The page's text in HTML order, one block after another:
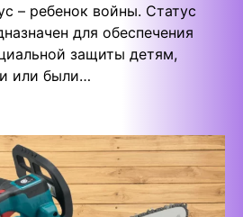
– ребенок войны. Статус
для обеспечения
защиты детям,
или были…